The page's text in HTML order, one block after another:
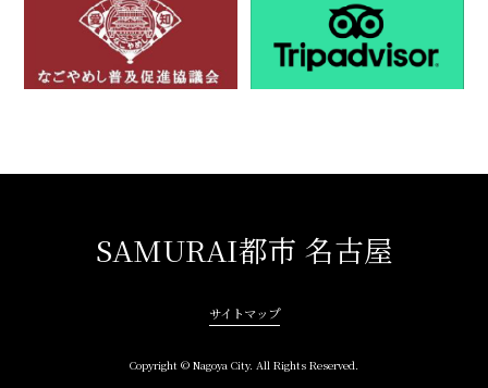
SAMURAI都市 名古屋
サイトマップ
Copyright © Nagoya City. All Rights Reserved.